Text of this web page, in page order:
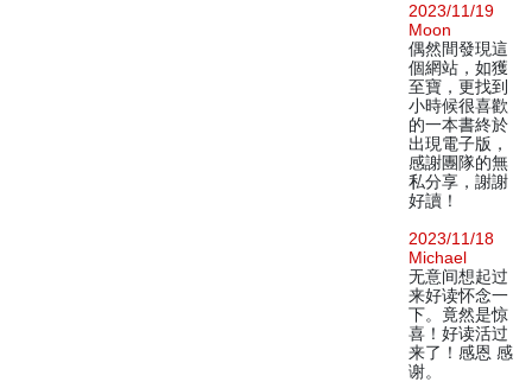
2023/11/19
Moon
偶然間發現這
個網站，如獲
至寶，更找到
小時候很喜歡
的一本書終於
出現電子版，
感謝團隊的無
私分享，謝謝
好讀！
2023/11/18
Michael
无意间想起过
来好读怀念一
下。竟然是惊
喜！好读活过
来了！感恩 感
谢。